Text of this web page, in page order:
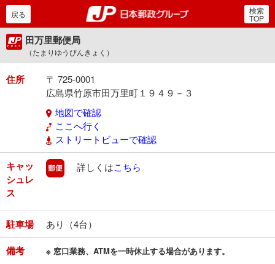
郵便局・日本郵政グルー
戻る 検索
TOP
田万里郵便局
（たまりゆうびんきょく）
住所
〒 725-0001
広島県竹原市田万里町１９４９－３
地図で確認
ここへ行く
ストリートビューで確認
キャッ
シュレ
ス
郵便
詳しくはこちら
駐車場 あり（4台）
備考 ※ 窓口業務、ATMを一時休止する場合があります。